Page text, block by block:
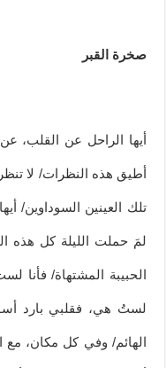
صخرة القبر
أيها الراحل عن القلب،
أطيق هذه النظرات/ لا
تلك العينين السوداوين/
لمَ حملت الليلة كل هذه
الحبيبة المشتهاة/ فأنا
لستُ هي، فقلبي بارد
الهائم/ وفي كل مكان، مع